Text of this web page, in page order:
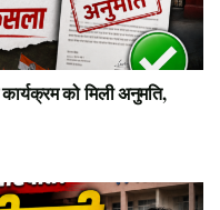
को मिली अनुमति,